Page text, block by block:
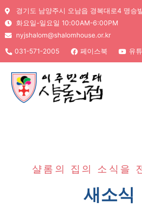
경기도 남양주시 오남읍 경복대로4 명승
화요일-일요일 10:00AM-6:00PM
nyjshalom@shalomhouse.or.kr
031-571-2005 페이스북 유
샬롬의 집의 소식을
새소식